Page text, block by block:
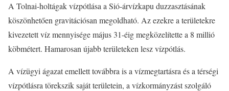
A Tolnai-holtágak vízpótlása a Sió-árvízkapu duzzasztásának
köszönhetően gravitációsan megoldható. Az ezekre a területekre
kivezetett víz mennyisége május 31-éig megközelítette a 8 millió
köbmétert. Hamarosan újabb területeken lesz vízpótlás.
A vízügyi ágazat emellett továbbra is a vízmegtartásra és a térségi
vízpótlásra törekszik saját területein, a vízkormányzást szolgáló